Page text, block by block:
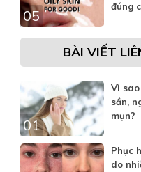
05
đúng
BÀI VIẾT
01
Vì
sần,
mụn?
Phục
do